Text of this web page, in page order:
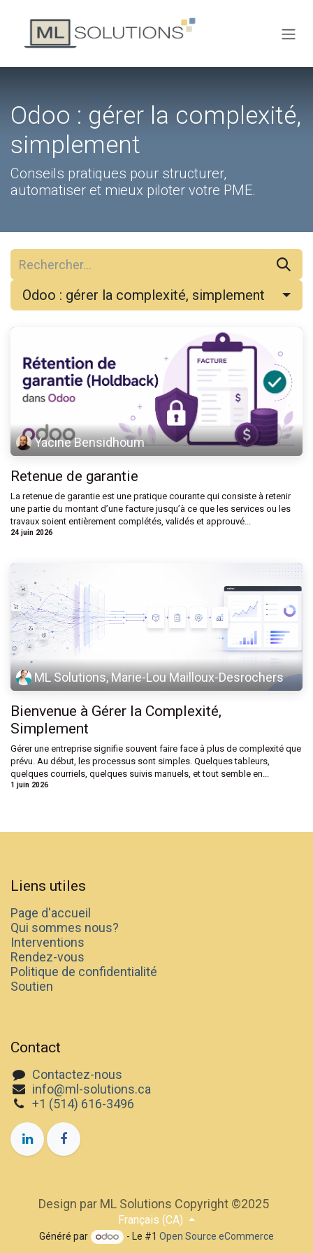
Odoo : gérer la complexité,
simplement
Conseils pratiques pour structurer,
automatiser et mieux piloter votre PME.
Odoo : gérer la complexité, simplement
Yacine Bensidhoum
Retenue de garantie
La retenue de garantie est une pratique courante qui consiste à retenir
une partie du montant d’une facture jusqu’à ce que les services ou les
travaux soient entièrement complétés, validés et approuvé...
24 juin 2026
ML Solutions, Marie-Lou Mailloux-Desrochers
Bienvenue à Gérer la Complexité,
Simplement
Gérer une entreprise signifie souvent faire face à plus de complexité que
prévu. Au début, les processus sont simples. Quelques tableurs,
quelques courriels, quelques suivis manuels, et tout semble en...
1 juin 2026
Liens utiles
Page d'accueil
Qui sommes nous?
Interventions
Rendez-vous
Politique de confidentialité
Soutien
Contact
Contactez-nous
info@ml-solutions.ca
+1 (514) 616-3496
Design par ML Solutions Copyright ©2025
Français (CA)
Généré par - Le #1 Open Source eCommerce